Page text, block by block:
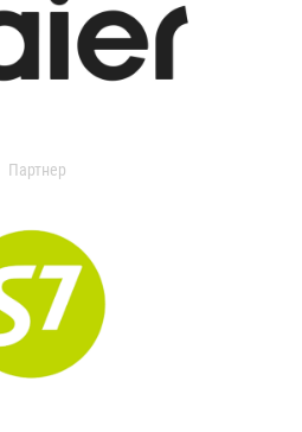
Партнер